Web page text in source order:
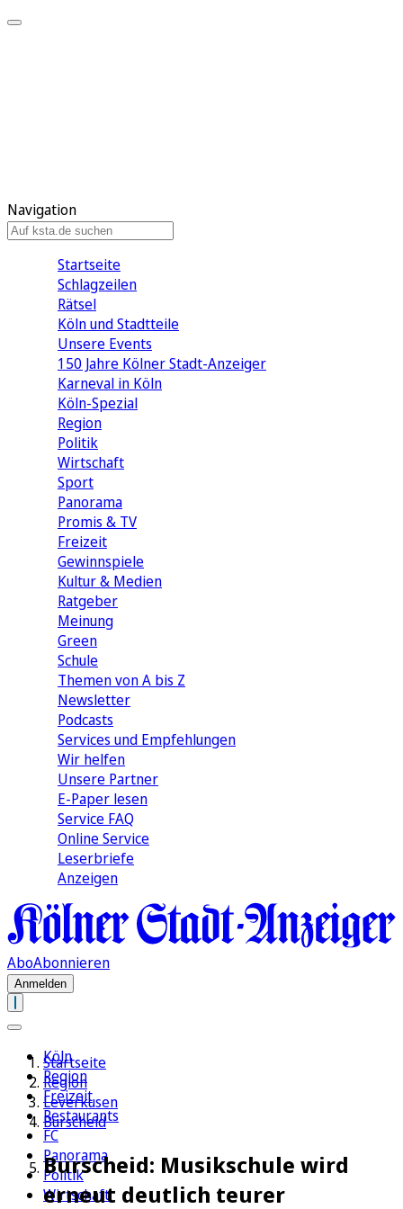
Navigation
Startseite
Schlagzeilen
Rätsel
Köln und Stadtteile
Unsere Events
150 Jahre Kölner Stadt-Anzeiger
Karneval in Köln
Köln-Spezial
Region
Politik
Wirtschaft
Sport
Panorama
Promis & TV
Freizeit
Gewinnspiele
Kultur & Medien
Ratgeber
Meinung
Green
Schule
Themen von A bis Z
Newsletter
Podcasts
Services und Empfehlungen
Wir helfen
Unsere Partner
E-Paper lesen
Service FAQ
Online Service
Leserbriefe
Anzeigen
AboAbonnieren
Anmelden
Köln
Region
Freizeit
Restaurants
FC
Panorama
Politik
Wirtschaft
Startseite
Region
Leverkusen
Burscheid
Burscheid: Musikschule wird
erneut deutlich teurer